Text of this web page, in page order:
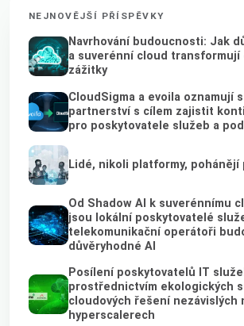
NEJNOVĚJŠÍ PŘÍSPĚVKY
Navrhování budoucnosti: Jak
a suverénní cloud transformují
zážitky
CloudSigma a evoila oznamují
partnerství s cílem zajistit
pro poskytovatele služeb a
Lidé, nikoli platformy, pohánějí
Od Shadow AI k suverénnímu
jsou lokální poskytovatelé
telekomunikační operátoři
důvěryhodné AI
Posílení poskytovatelů IT
prostřednictvím ekologických
cloudových řešení nezávislých
hyperscalerech